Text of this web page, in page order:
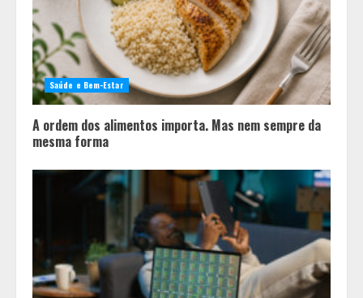
Saúde e Bem-Estar
A ordem dos alimentos importa. Mas nem sempre da
mesma forma